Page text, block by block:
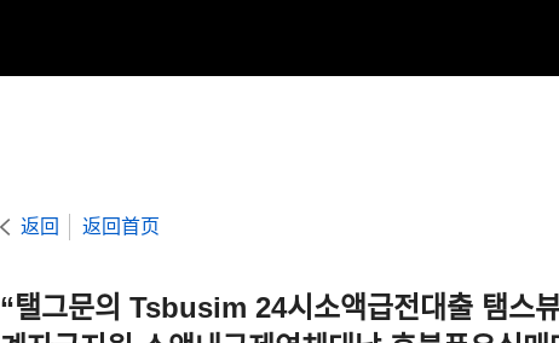
返回 返回首页
“탤그문의 Tsbusim 24시소액급전대출 탬스